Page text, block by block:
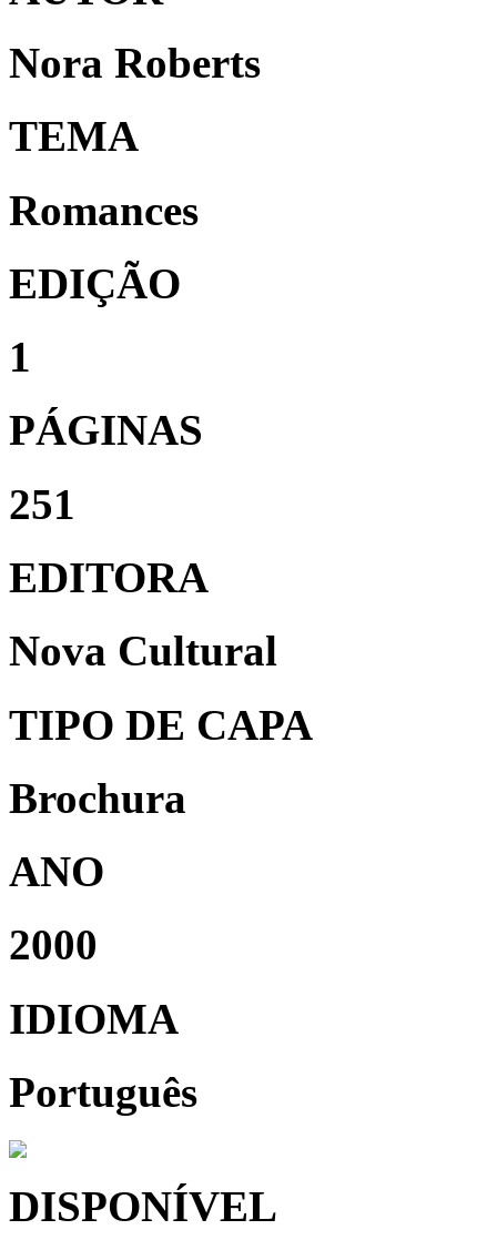
Nora Roberts
TEMA
Romances
EDIÇÃO
1
PÁGINAS
251
EDITORA
Nova Cultural
TIPO DE CAPA
Brochura
ANO
2000
IDIOMA
Português
DISPONÍVEL